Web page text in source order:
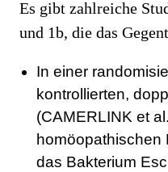
Es gibt zahlreiche
und 1b, die das
In einer
kontrollierten,
(CAMERLINK et
homöopathischen
das Bakterium